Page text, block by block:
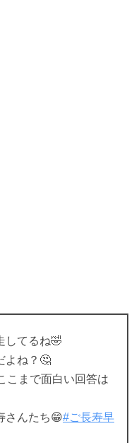
してるね🤣
よね？🤔
こまで面白い回答は
さんたち😁#ご長寿早